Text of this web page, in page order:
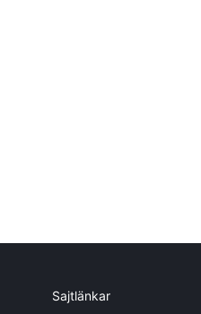
Sajtlänkar